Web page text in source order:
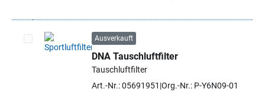
Artikel auswählen
Ausverkauft
DNA Tauschluftfilter
Tauschluftfilter
Art.-Nr.: 05691951 Org.-Nr.: P-Y6N09-01